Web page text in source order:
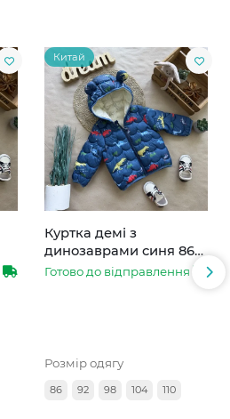
Китай
Куртка демі з
динозаврами синя 86-
110
Готово до відправлення
Розмір одягу
86 92 98 104 110